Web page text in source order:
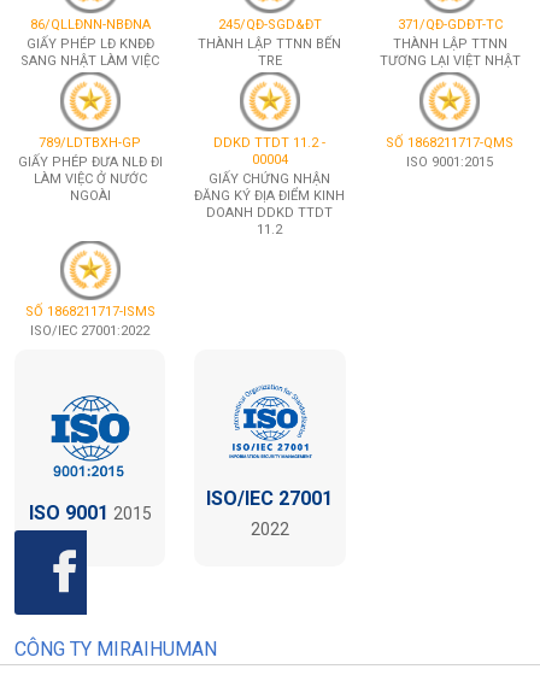
86/QLLĐNN-NBĐNA
GIẤY PHÉP LĐ KNĐĐ
SANG NHẬT LÀM VIỆC
245/QĐ-SGD&ĐT
THÀNH LẬP TTNN BẾN
TRE
371/QĐ-GDĐT-TC
THÀNH LẬP TTNN
TƯƠNG LẠI VIỆT NHẬT
789/LDTBXH-GP
GIẤY PHÉP ĐƯA NLĐ ĐI
LÀM VIỆC Ở NƯỚC
NGOÀI
DDKD TTDT 11.2 -
00004
GIẤY CHỨNG NHẬN
ĐĂNG KÝ ĐỊA ĐIỂM KINH
DOANH DDKD TTDT
11.2
SỐ 1868211717-QMS
ISO 9001:2015
SỐ 1868211717-ISMS
ISO/IEC 27001:2022
ISO 9001 2015
ISO/IEC 27001
2022
CÔNG TY MIRAIHUMAN